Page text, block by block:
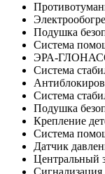
Подушка
Система
ЭРА-
Система
Система
Подушка
Крепление
Система
Датчик
Центральный
Сигнализация